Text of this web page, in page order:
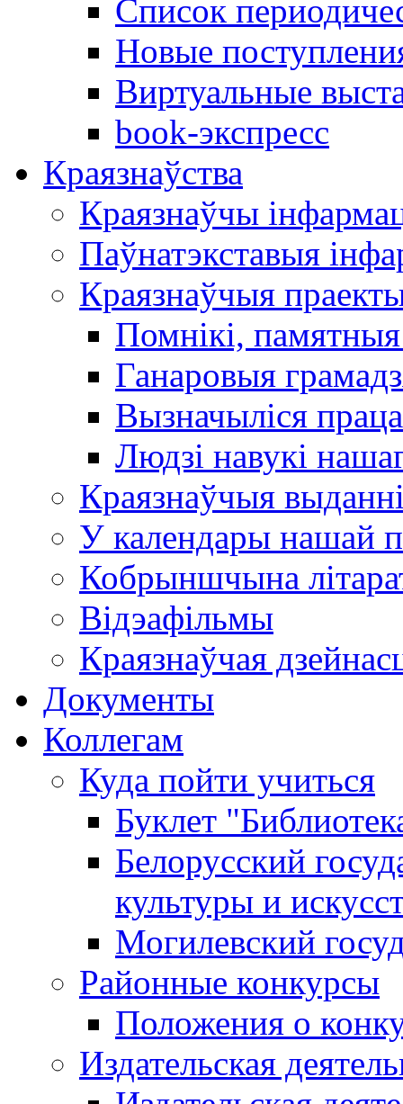
Список
Новые
Виртуальные
book-экспресс
Краязнаўства
Краязнаўчы
Паўнатэкставыя
Краязнаўчыя
Помнікі,
Ганаровыя
Вызначыліся
Людзі навукі
Краязнаўчыя
У календары нашай
Кобрыншчына
Відэафільмы
Краязнаўчая
Документы
Коллегам
Куда пойти учиться
Буклет
Белорусский
культуры и
Могилевский
Районные конкурсы
Положения о
Издательская